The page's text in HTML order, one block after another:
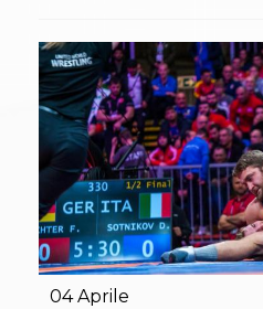
La
Gare e
Attività
Albi
Arti
Ju
04 Aprile